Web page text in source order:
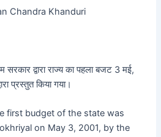
Chandra Khanduri
सरकार द्वारा राज्य का पहला बजट 3 मई,
प्रस्तुत किया गया।
first budget of the state was
on May 3, 2001, by the